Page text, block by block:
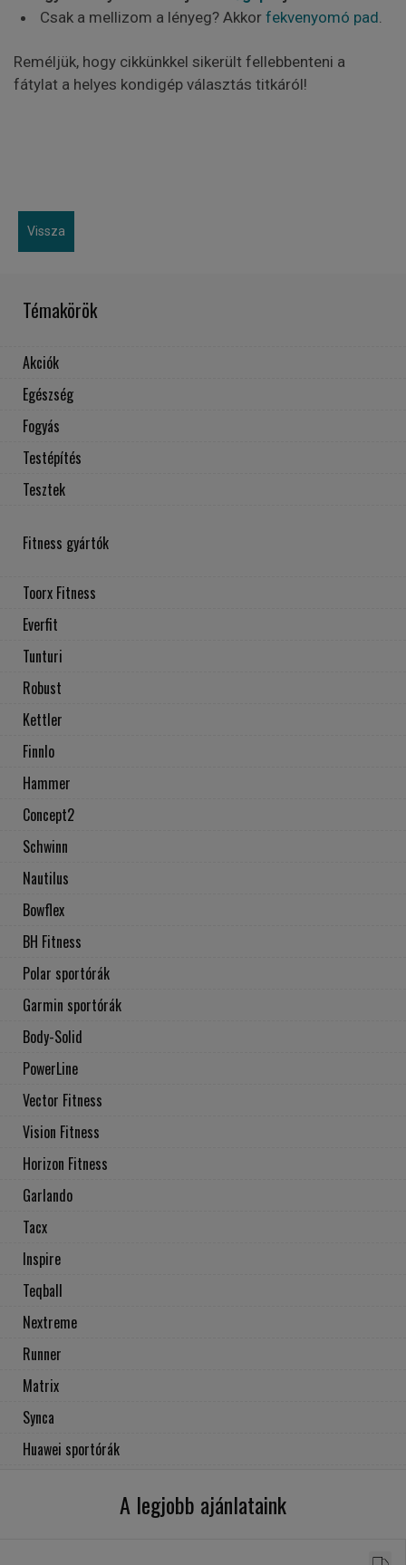
Csak a mellizom a lényeg? Akkor fekvenyomó pad
Reméljük, hogy cikkünkkel sikerült fellebbenteni a
fátylat a helyes kondigép választás titkáról!
Vissza
Témakörök
Akciók
Egészség
Fogyás
Testépítés
Tesztek
Fitness gyártók
Toorx Fitness
Everfit
Tunturi
Robust
Kettler
Finnlo
Hammer
Concept2
Schwinn
Nautilus
Bowflex
BH Fitness
Polar sportórák
Garmin sportórák
Body-Solid
PowerLine
Vector Fitness
Vision Fitness
Horizon Fitness
Garlando
Tacx
Inspire
Teqball
Nextreme
Runner
Matrix
Synca
Huawei sportórák
A legjobb ajánlataink